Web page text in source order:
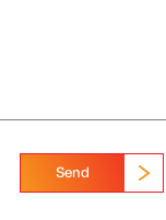
Send